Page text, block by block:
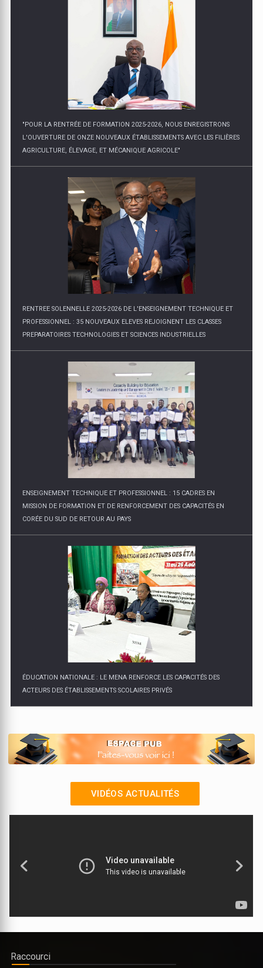
"POUR LA RENTRÉE DE FORMATION 2025-2026, NOUS ENREGISTRONS
L'OUVERTURE DE ONZE NOUVEAUX ÉTABLISSEMENTS AVEC LES FILIÈRES
AGRICULTURE, ÉLEVAGE, ET MÉCANIQUE AGRICOLE"
RENTREE SOLENNELLE 2025-2026 DE L'ENSEIGNEMENT TECHNIQUE ET
PROFESSIONNEL : 35 NOUVEAUX ELEVES REJOIGNENT LES CLASSES
PREPARATOIRES TECHNOLOGIES ET SCIENCES INDUSTRIELLES
ENSEIGNEMENT TECHNIQUE ET PROFESSIONNEL : 15 CADRES EN
MISSION DE FORMATION ET DE RENFORCEMENT DES CAPACITÉS EN
CORÉE DU SUD DE RETOUR AU PAYS
ÉDUCATION NATIONALE : LE MENA RENFORCE LES CAPACITÉS DES
ACTEURS DES ÉTABLISSEMENTS SCOLAIRES PRIVÉS
VIDÉOS ACTUALITÉS
Raccourci